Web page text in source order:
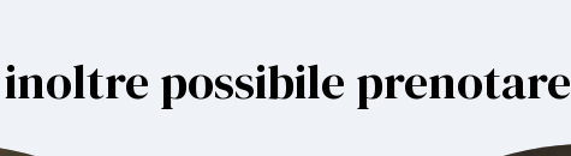
inoltre possibile prenotare